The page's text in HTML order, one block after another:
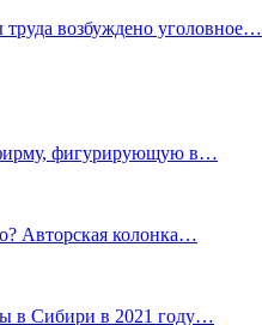
возбуждено уголовное…
фигурирующую в…
Авторская колонка…
в Сибири в 2021 году…